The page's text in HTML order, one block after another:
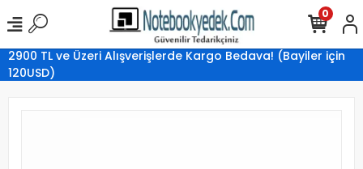
2900 TL ve Üzeri Alışverişlerde Kargo Bedava! (Bayiler için
120USD)
0